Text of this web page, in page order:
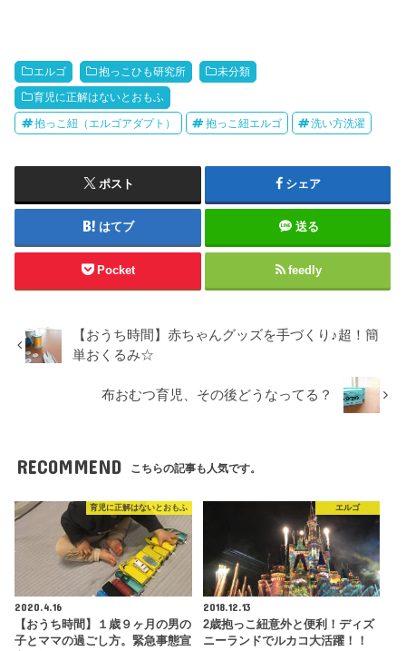
エルゴ 抱っこひも研究所 未分類
育児に正解はないとおもふ
抱っこ紐（エルゴアダプト） 抱っこ紐エルゴ 洗い方洗濯
ポスト シェア
はてブ 送る
Pocket feedly
【おうち時間】赤ちゃんグッズを手づくり♪超！簡
単おくるみ☆
布おむつ育児、その後どうなってる？
RECOMMEND こちらの記事も人気です。
育児に正解はないとおもふ
2020.4.16
【おうち時間】１歳９ヶ月の男の
子とママの過ごし方。緊急事態宣
エルゴ
2018.12.13
2歳抱っこ紐意外と便利！ディズ
ニーランドでルカコ大活躍！！